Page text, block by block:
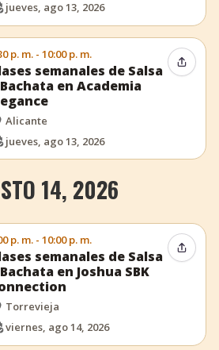
jueves, ago 13, 2026
p. m. - 10:00 p. m.
semanales de Salsa
en Academia
Alicante
jueves, ago 13, 2026
14, 2026
p. m. - 10:00 p. m.
semanales de Salsa
en Joshua SBK
Torrevieja
viernes, ago 14, 2026